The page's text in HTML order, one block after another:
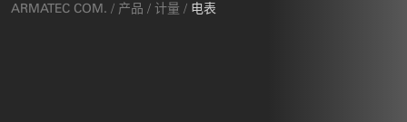
你
ARMATEC COM. / 产品 / 计量 / 电表